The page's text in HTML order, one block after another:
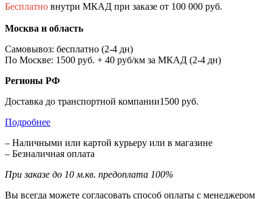
Бесплатно внутри МКАД при заказе от 100 000 руб.
Москва и область
Самовывоз: бесплатно (2-4 дн)
По Москве: 1500 руб. + 40 руб/км за МКАД (2-4 дн)
Регионы РФ
Доставка до транспортной компании1500 руб.
Подробнее
– Наличными или картой курьеру или в магазине
– Безналичная оплата
При заказе до 10 м.кв. предоплата 100%
Вы всегда можете согласовать способ оплаты с менеджером